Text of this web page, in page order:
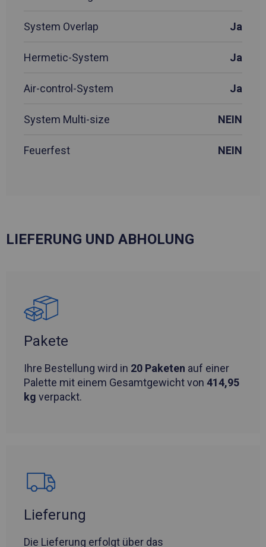
System Overlap Ja
Hermetic-System Ja
Air-control-System Ja
System Multi-size NEIN
Feuerfest NEIN
LIEFERUNG UND ABHOLUNG
Pakete
Ihre Bestellung wird in 20 Paketen auf einer
Palette mit einem Gesamtgewicht von 414,95
kg verpackt.
Lieferung
Die Lieferung erfolgt über das